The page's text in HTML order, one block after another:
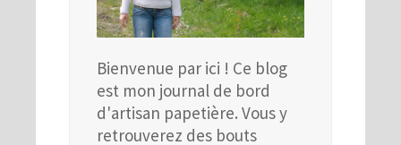
Bienvenue par ici ! Ce blog
est mon journal de bord
d'artisan papetière. Vous y
retrouverez des bouts